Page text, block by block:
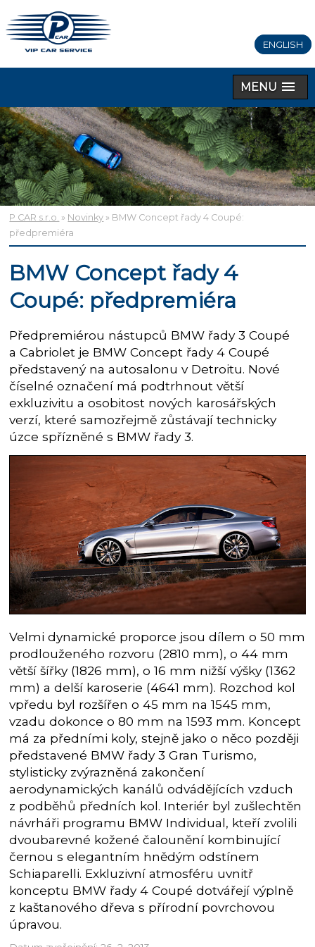
ENGLISH
MENU
P CAR s.r.o. » Novinky » BMW Concept řady 4 Coupé:
předpremiéra
BMW Concept řady 4
Coupé: předpremiéra
Předpremiérou nástupců BMW řady 3 Coupé
a Cabriolet je BMW Concept řady 4 Coupé
představený na autosalonu v Detroitu. Nové
číselné označení má podtrhnout větší
exkluzivitu a osobitost nových karosářských
verzí, které samozřejmě zůstávají technicky
úzce spřízněné s BMW řady 3.
Velmi dynamické proporce jsou dílem o 50 mm
prodlouženého rozvoru (2810 mm), o 44 mm
větší šířky (1826 mm), o 16 mm nižší výšky (1362
mm) a delší karoserie (4641 mm). Rozchod kol
vpředu byl rozšířen o 45 mm na 1545 mm,
vzadu dokonce o 80 mm na 1593 mm. Koncept
má za předními koly, stejně jako o něco později
představené BMW řady 3 Gran Turismo,
stylisticky zvýrazněná zakončení
aerodynamických kanálů odvádějících vzduch
z podběhů předních kol. Interiér byl zušlechtěn
návrháři programu BMW Individual, kteří zvolili
dvoubarevné kožené čalounění kombinující
černou s elegantním hnědým odstínem
Schiaparelli. Exkluzivní atmosféru uvnitř
konceptu BMW řady 4 Coupé dotvářejí výplně
z kaštanového dřeva s přírodní povrchovou
úpravou.